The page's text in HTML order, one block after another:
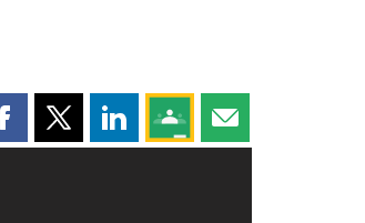
Partager cette page sur Facebook
Partager cette page sur X
Partager cette page sur
Partagez cette page sur
Partager cette